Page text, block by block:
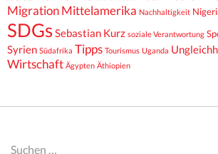
Migration Mittelamerika Nachhaltigkeit
SDGsSebastian Kurz soziale Verantwortung
Syrien Südafrika Tipps Tourismus Uganda
Wirtschaft Ägypten Äthiopien
Suchen